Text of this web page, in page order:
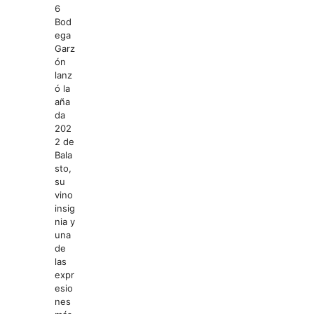
6
Bod
ega
Garz
ón
lanz
ó la
aña
da
202
2 de
Bala
sto,
su
vino
insig
nia y
una
de
las
expr
esio
nes